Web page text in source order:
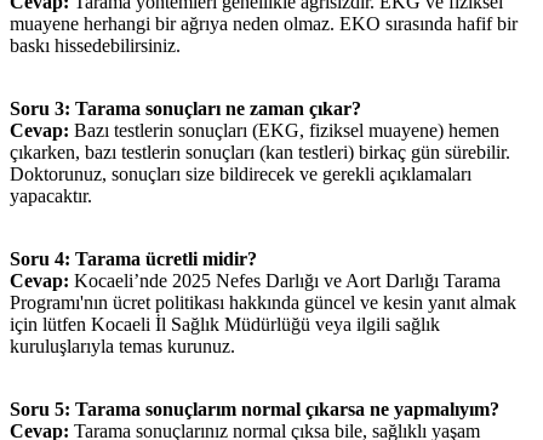
muayene herhangi bir ağrıya neden olmaz. EKO sırasında hafif bir
baskı hissedebilirsiniz.
Soru 3: Tarama sonuçları ne zaman çıkar?
Cevap: Bazı testlerin sonuçları (EKG, fiziksel muayene) hemen
çıkarken, bazı testlerin sonuçları (kan testleri) birkaç gün sürebilir.
Doktorunuz, sonuçları size bildirecek ve gerekli açıklamaları
yapacaktır.
Soru 4: Tarama ücretli midir?
Cevap: Kocaeli’nde 2025 Nefes Darlığı ve Aort Darlığı Tarama
Programı'nın ücret politikası hakkında güncel ve kesin yanıt almak
için lütfen Kocaeli İl Sağlık Müdürlüğü veya ilgili sağlık
kuruluşlarıyla temas kurunuz.
Soru 5: Tarama sonuçlarım normal çıkarsa ne yapmalıyım?
Cevap: Tarama sonuçlarınız normal çıksa bile, sağlıklı yaşam